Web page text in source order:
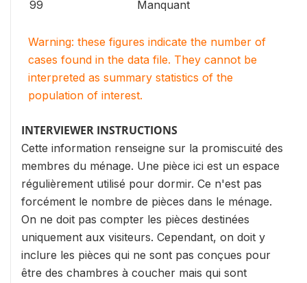
99 Manquant
Warning: these figures indicate the number of
cases found in the data file. They cannot be
interpreted as summary statistics of the
population of interest.
INTERVIEWER INSTRUCTIONS
Cette information renseigne sur la promiscuité des
membres du ménage. Une pièce ici est un espace
régulièrement utilisé pour dormir. Ce n'est pas
forcément le nombre de pièces dans le ménage.
On ne doit pas compter les pièces destinées
uniquement aux visiteurs. Cependant, on doit y
inclure les pièces qui ne sont pas conçues pour
être des chambres à coucher mais qui sont